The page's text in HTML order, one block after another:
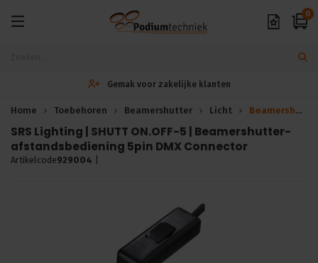
0
Gemak voor zakelijke klanten
Home Toebehoren Beamershutter Licht Beamershutter-afstandsbediening 5pin
SRS Lighting | SHUTT ON.OFF-5 | Beamershutter-
afstandsbediening 5pin DMX Connector
Artikelcode929004